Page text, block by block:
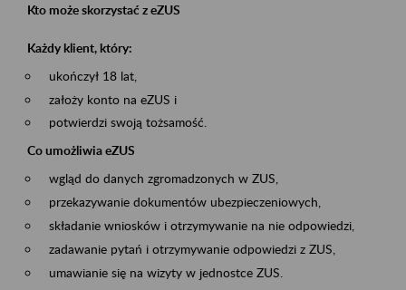
Kto może skorzystać z eZUS
Każdy klient, który:
ukończył 18 lat,
założy konto na eZUS i
potwierdzi swoją tożsamość.
Co umożliwia eZUS
wgląd do danych zgromadzonych w ZUS,
przekazywanie dokumentów ubezpieczeniowych,
składanie wniosków i otrzymywanie na nie odpowiedzi,
zadawanie pytań i otrzymywanie odpowiedzi z ZUS,
umawianie się na wizyty w jednostce ZUS.